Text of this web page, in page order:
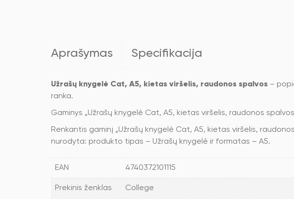
Aprašymas Specifikacija
Užrašų knygelė Cat, A5, kietas viršelis, raudonos spalvos –
ranka.
Gaminys „Užrašų knygelė Cat, A5, kietas viršelis, raudonos
Renkantis gaminį „Užrašų knygelė Cat, A5, kietas viršelis,
nurodyta: produkto tipas – Užrašų knygelė ir formatas – A5.
EAN 4740372101115
Prekinis ženklas College